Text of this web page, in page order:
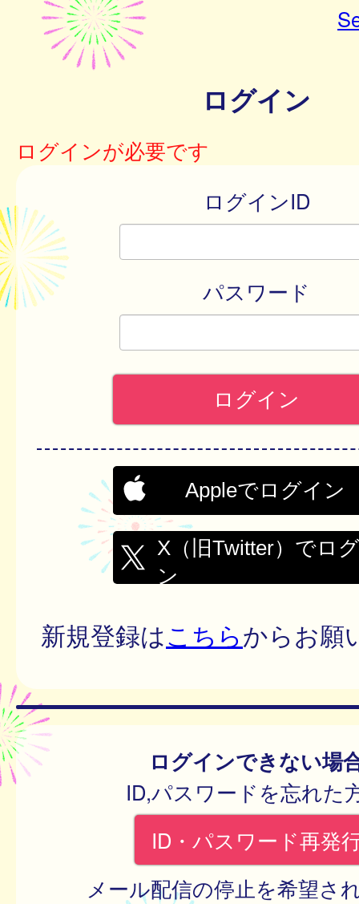
ログイン
ログインが必要です
ログインID
パスワード
Appleでログイン
X（旧Twitter）でロ
ン
新規登録はこちらからお願
ログインできない場
ID,パスワードを忘れた
ID・パスワード再発
メール配信の停止を希望さ